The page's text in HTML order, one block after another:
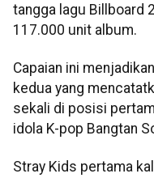
tangga lagu Billboard
117.000 unit album.
Capaian ini
kedua yang
sekali di posisi
idola K-pop Bangtan
Stray Kids pertama